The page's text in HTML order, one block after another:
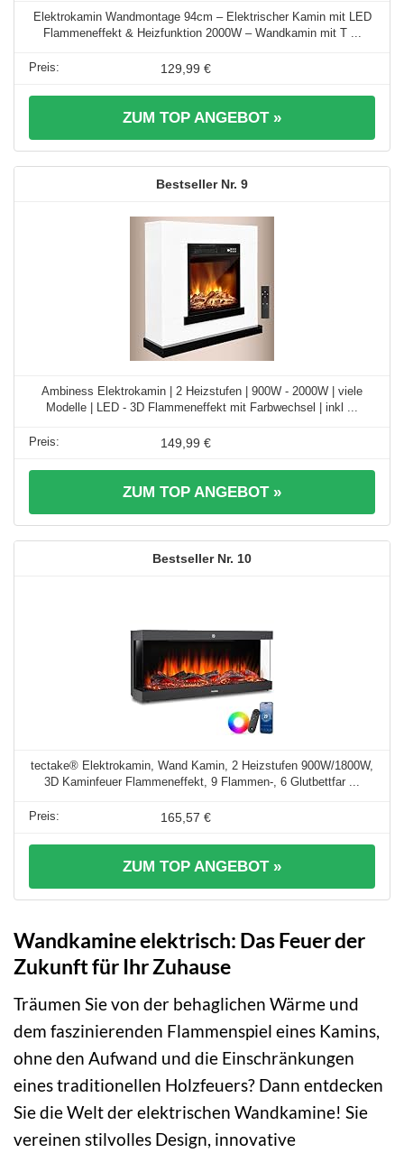
Elektrokamin Wandmontage 94cm – Elektrischer Kamin mit LED
Flammeneffekt & Heizfunktion 2000W – Wandkamin mit T ...
129,99 €
ZUM TOP ANGEBOT »
9
Ambiness Elektrokamin | 2 Heizstufen | 900W - 2000W | viele
Modelle | LED - 3D Flammeneffekt mit Farbwechsel | inkl ...
149,99 €
ZUM TOP ANGEBOT »
10
tectake® Elektrokamin, Wand Kamin, 2 Heizstufen 900W/1800W,
3D Kaminfeuer Flammeneffekt, 9 Flammen-, 6 Glutbettfar ...
165,57 €
ZUM TOP ANGEBOT »
Wandkamine elektrisch: Das Feuer der
Zukunft für Ihr Zuhause
Träumen Sie von der behaglichen Wärme und
dem faszinierenden Flammenspiel eines Kamins,
ohne den Aufwand und die Einschränkungen
eines traditionellen Holzfeuers? Dann entdecken
Sie die Welt der elektrischen Wandkamine! Sie
vereinen stilvolles Design, innovative